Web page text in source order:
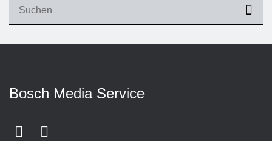
Bosch Media Service